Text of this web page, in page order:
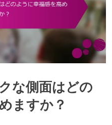
な側面はどの
ますか？